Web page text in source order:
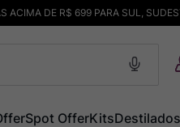
ACIMA DE R$ 699 PARA SUL,
Spot OfferKits